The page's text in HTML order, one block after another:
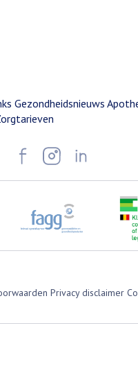
Gezondheidsnieuws
Privacy disclaimer